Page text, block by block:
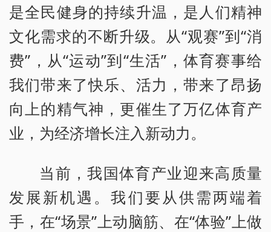
是全民健身的持续升温，是人们精神
文化需求的不断升级。从“观赛”到“消
费”，从“运动”到“生活”，体育赛事给
我们带来了快乐、活力，带来了昂扬
向上的精气神，更催生了万亿体育产
业，为经济增长注入新动力。
当前，我国体育产业迎来高质量
发展新机遇。我们要从供需两端着
手，在“场景”上动脑筋、在“体验”上做